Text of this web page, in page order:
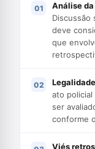
Análise
Discussão
deve
que
ato
ser
conforme
Viés